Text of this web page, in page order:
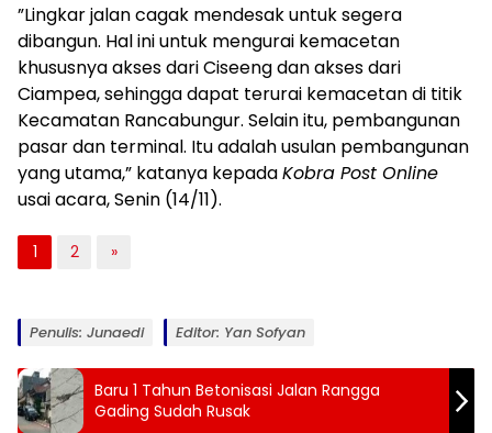
”Lingkar jalan cagak mendesak untuk segera
dibangun. Hal ini untuk mengurai kemacetan
khususnya akses dari Ciseeng dan akses dari
Ciampea, sehingga dapat terurai kemacetan di titik
Kecamatan Rancabungur. Selain itu, pembangunan
pasar dan terminal. Itu adalah usulan pembangunan
yang utama,” katanya kepadaKobra Post Online
usai acara, Senin (14/11).
1 2 »
Penulis: Junaedi Editor: Yan Sofyan
Baru 1 Tahun Betonisasi Jalan Rangga
Gading Sudah Rusak